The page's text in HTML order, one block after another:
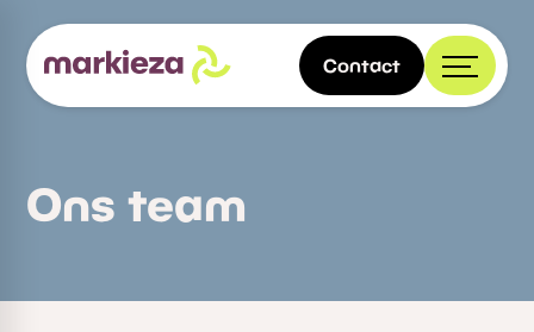
Contact
Ons team